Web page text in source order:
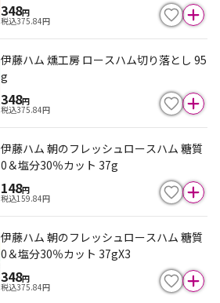
348円
税込375.84円
伊藤ハム 燻工房 ロースハム切り落とし 95
g
348円
税込375.84円
伊藤ハム 朝のフレッシュロースハム 糖質
0＆塩分30％カット 37g
148円
税込159.84円
伊藤ハム 朝のフレッシュロースハム 糖質
0＆塩分30％カット 37gX3
348円
税込375.84円